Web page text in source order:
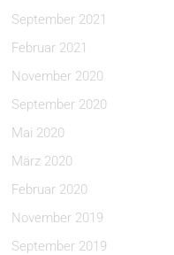
September 2021
Februar 2021
November 2020
September 2020
Mai 2020
März 2020
Februar 2020
November 2019
September 2019